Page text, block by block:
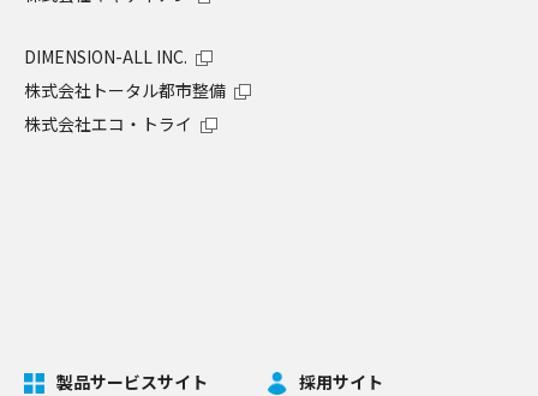
DIMENSION-ALL INC.
株式会社トータル都市整備
株式会社エコ・トライ
製品サービスサイト 採用サイト